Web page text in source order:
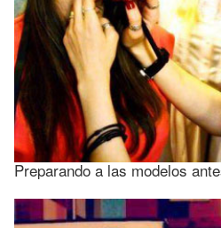
Preparando a las modelos